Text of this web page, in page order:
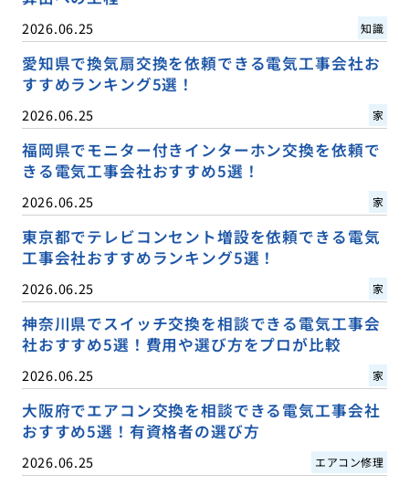
2026.06.25 知識
愛知県で換気扇交換を依頼できる電気工事会社お
すすめランキング5選！
2026.06.25 家
福岡県でモニター付きインターホン交換を依頼で
きる電気工事会社おすすめ5選！
2026.06.25 家
東京都でテレビコンセント増設を依頼できる電気
工事会社おすすめランキング5選！
2026.06.25 家
神奈川県でスイッチ交換を相談できる電気工事会
社おすすめ5選！費用や選び方をプロが比較
2026.06.25 家
大阪府でエアコン交換を相談できる電気工事会社
おすすめ5選！有資格者の選び方
2026.06.25 エアコン修理